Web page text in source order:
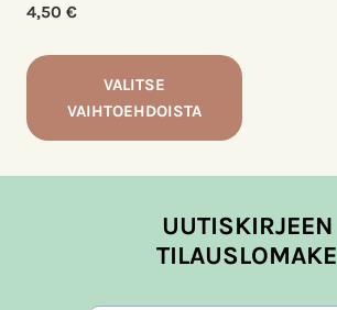
4,50 €
VALITSE
VAIHTOEHDOISTA
tuotteella
UUTISKIRJEEN
TILAUSLOMAKE